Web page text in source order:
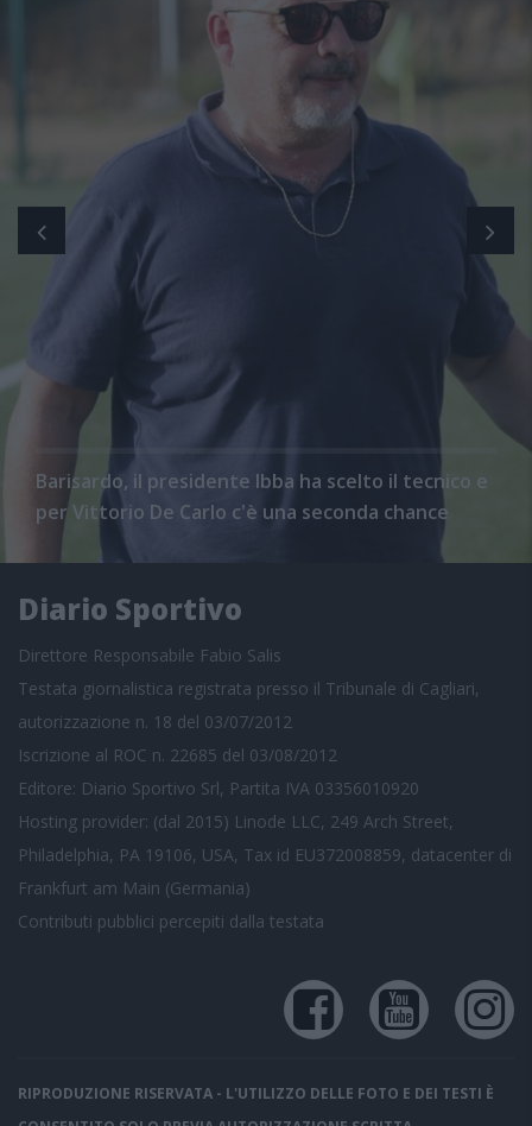
Barisardo, il presidente Ibba ha scelto il tecnico e
per Vittorio De Carlo c'è una seconda chance
Diario Sportivo
Direttore Responsabile Fabio Salis
Testata giornalistica registrata presso il Tribunale di Cagliari,
autorizzazione n. 18 del 03/07/2012
Iscrizione al ROC n. 22685 del 03/08/2012
Editore: Diario Sportivo Srl, Partita IVA 03356010920
Hosting provider: (dal 2015) Linode LLC, 249 Arch Street,
Philadelphia, PA 19106, USA, Tax id EU372008859, datacenter di
Frankfurt am Main (Germania)
Contributi pubblici percepiti dalla testata
RIPRODUZIONE RISERVATA - L'UTILIZZO DELLE FOTO E DEI TESTI È